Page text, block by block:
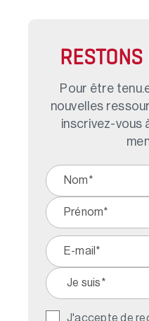
RESTONS
Pour être
nouvelles
inscrivez-vous
J'accepte de